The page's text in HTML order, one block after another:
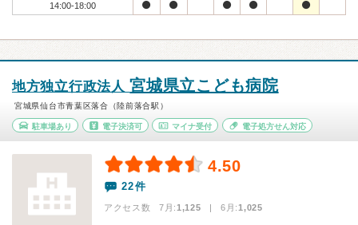
14:00-18:00
地方独立行政法人宮城県立こども病院
宮城県仙台市青葉区落合（陸前落合駅）
駐車場あり 電子決済可 マイナ受付 電子処方せん対応
4.50
22件
アクセス数 7月:1,125 | 6月:1,025